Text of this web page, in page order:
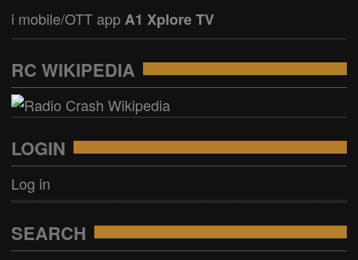
i mobile/OTT app A1 Xplore TV
RC WIKIPEDIA
LOGIN
Log in
SEARCH